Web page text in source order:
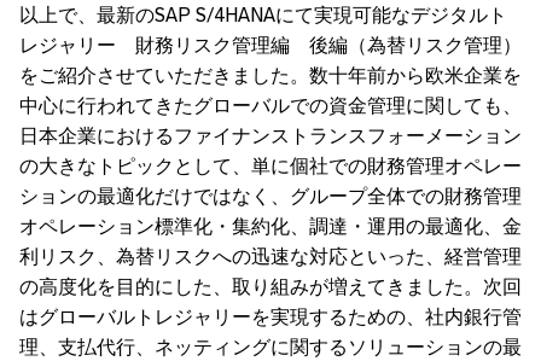
以上で、最新のSAP S/4HANAにて実現可能なデジタルト
レジャリー 財務リスク管理編 後編（為替リスク管理）
をご紹介させていただきました。数十年前から欧米企業を
中心に行われてきたグローバルでの資金管理に関しても、
日本企業におけるファイナンストランスフォーメーション
の大きなトピックとして、単に個社での財務管理オペレー
ションの最適化だけではなく、グループ全体での財務管理
オペレーション標準化・集約化、調達・運用の最適化、金
利リスク、為替リスクへの迅速な対応といった、経営管理
の高度化を目的にした、取り組みが増えてきました。次回
はグローバルトレジャリーを実現するための、社内銀行管
理、支払代行、ネッティングに関するソリューションの最